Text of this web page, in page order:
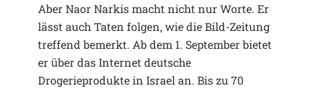
Aber Naor Narkis macht nicht nur Worte. Er
lässt auch Taten folgen, wie die Bild-Zeitung
treffend bemerkt. Ab dem 1. September bietet
er über das Internet deutsche
Drogerieprodukte in Israel an. Bis zu 70